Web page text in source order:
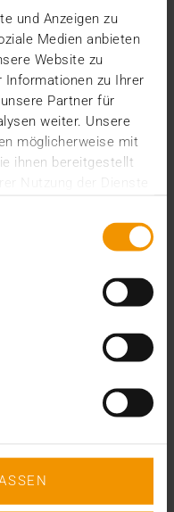
und Anzeigen zu
Medien anbieten
Website zu
Informationen zu Ihrer
Partner für
weiter. Unsere
möglicherweise mit
ihnen bereitgestellt
de votre